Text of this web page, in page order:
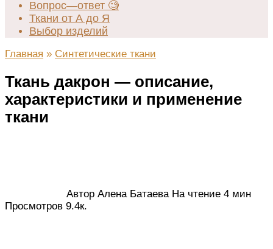
Вопрос—ответ 🧐
Ткани от А до Я
Выбор изделий
Главная » Синтетические ткани
Ткань дакрон — описание,
характеристики и применение
ткани
Автор Алена Батаева На чтение 4 мин
Просмотров 9.4к.